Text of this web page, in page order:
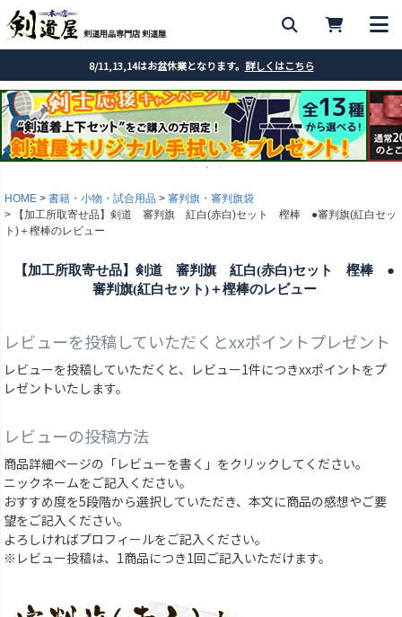
剣道用品専門店 剣道屋
8/11,13,14はお盆休業となります。 詳しくはこちら
HOME 書籍・小物・試合用品
審判旗・審判旗袋
【加工所取寄せ品】剣道 審判旗 紅白(赤白)セット 樫棒 ●審判旗(紅白セッ
ト)＋樫棒のレビュー
【加工所取寄せ品】剣道 審判旗 紅白(赤白)セット 樫棒 ●
審判旗(紅白セット)＋樫棒のレビュー
レビューを投稿していただくとxxポイントプレゼント
レビューを投稿していただくと、レビュー1件につきxxポイントをプ
レゼントいたします。
レビューの投稿方法
商品詳細ページの「レビューを書く」をクリックしてください。
ニックネームをご記入ください。
おすすめ度を5段階から選択していただき、本文に商品の感想やご要
望をご記入ください。
よろしければプロフィールをご記入ください。
※レビュー投稿は、1商品につき1回ご記入いただけます。